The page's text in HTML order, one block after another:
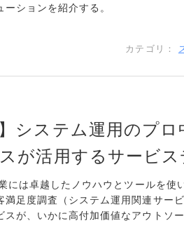
ションを紹介する。
カテゴリ：
】システム運用のプ
が活用するサービ
には卓越したノウハウとツールを使
満足度調査（システム運用関連サー
スが、いかに高付加価値なアウトソ